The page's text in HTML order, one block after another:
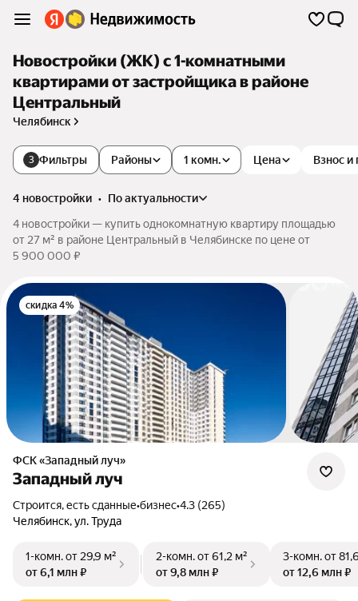
Новостройки (ЖК) с 1-комнатными
квартирами от застройщика в районе
Центральный
Челябинск
3 Фильтры Цена Взнос и
Районы 1 комн.
4 новостройки •
по актуальности
4 новостройки — купить однокомнатную квартиру площадью
от 27 м² в районе Центральный в Челябинске по цене от
5 900 000 ₽
скидка 4%
ФСК «Западный луч»
Западный луч
Строится, есть сданные•бизнес•4.3 (265)
Челябинск, ул. Труда
1-комн.от 29,9 м²
от 6,1 млн ₽
2-комн.от 61,2 м²
от 9,8 млн ₽
3-комн.от
от 12,6 млн ₽